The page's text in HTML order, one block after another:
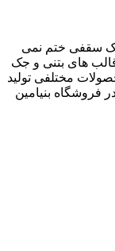
جک سقفی ختم نمی
های بتنی و جک
مختلفی تولید
فروشگاه بنیامین